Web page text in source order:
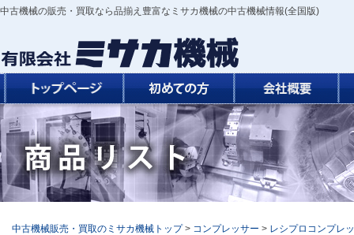
中古機械の販売・買取なら品揃え豊富なミサカ機械の中古機械情報(全国版)
中古機械販売・買取のミサカ機械トップ > コンプレッサー > レシプロコンプレ